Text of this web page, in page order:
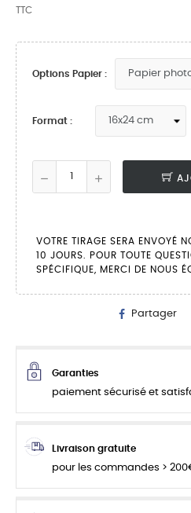
TTC
Options Papier :
Format :
VOTRE TIRAGE SERA ENVOYÉ
10 JOURS. POUR TOUTE
SPÉCIFIQUE, MERCI DE NOUS
Partager
Garanties
paiement sécurisé et
Livraison gratuite
pour les commandes >